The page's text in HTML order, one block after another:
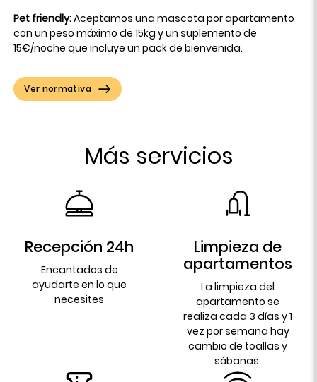
Pet friendly:Aceptamos una mascota por apartamento
con un peso máximo de 15kg y un suplemento de
15€/noche que incluye un pack de bienvenida.
Ver normativa
Más servicios
Recepción 24h
Encantados de
ayudarte en lo que
necesites
Limpieza de
apartamentos
La limpieza del
apartamento se
realiza cada 3 días y 1
vez por semana hay
cambio de toallas y
sábanas.